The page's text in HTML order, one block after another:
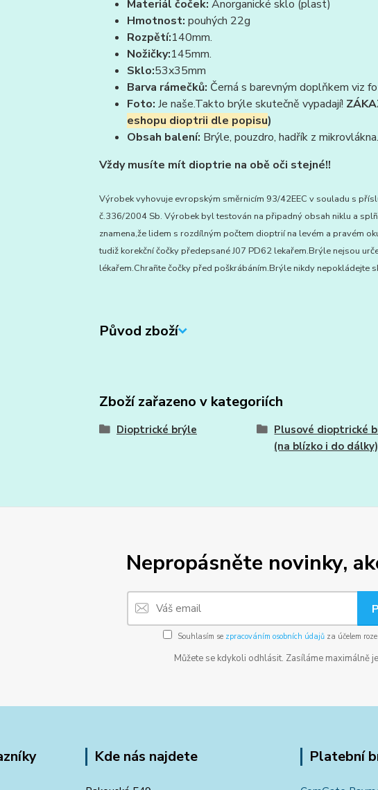
Materiál čoček: Anorganické sklo (plast)
Hmotnost: pouhých 22g
Rozpětí:140mm.
Nožičky:145mm.
Sklo:53x35mm
Barva rámečků: Černá s barevným doplňkem viz
Foto: Je naše.Takto brýle skutečně vypadají!
eshopu dioptrii dle popisu)
Obsah balení: Brýle, pouzdro, hadřík z mikrovlákna.
Vždy musíte mít dioptrie na obě oči stejné!!
Výrobek vyhovuje evropským směrnicím 93/42EEC v souladu s
č.336/2004 Sb. Výrobek byl testován na připadný obsah niklu a
znamena,že lidem s rozdílným počtem dioptrií na levém a pravém
tudiž korekční čočky předepsané J07 PD62 lekařem.Brýle nejsou
lékařem.Chrañte čočky před poškrábáním.Brýle nikdy nepokládejte
Původ zboží
Zboží zařazeno v kategoriích
Dioptrické brýle
Plusové dioptrické
(na blízko i do dálky)
Nepropásněte novinky,
Souhlasím se zpracováním osobních údajů za účelem
Můžete se kdykoli odhlásit. Zasíláme maximálně
Kde nás najdete Platební